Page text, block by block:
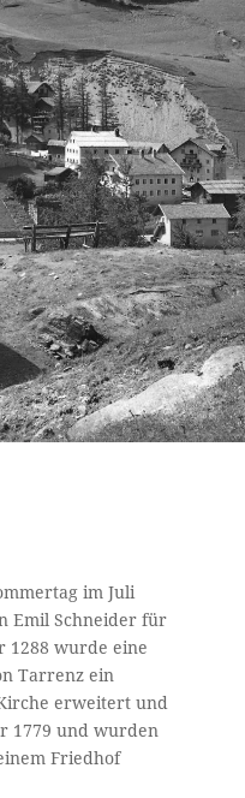
im Juli
Emil Schneider für
1288 wurde eine
Tarrenz ein
erweitert und
1779 und wurden
Friedhof